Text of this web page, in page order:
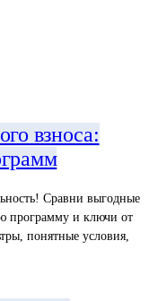
взноса:
Сравни выгодные
программу и ключи от
понятные условия,